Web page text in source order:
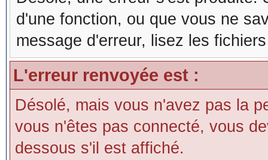
d'une fonction, ou que vous ne
message d'erreur, lisez les
L'erreur renvoyée est :
Désolé, mais vous n'avez pas la
vous n'êtes pas connecté, vous
dessous s'il est affiché.